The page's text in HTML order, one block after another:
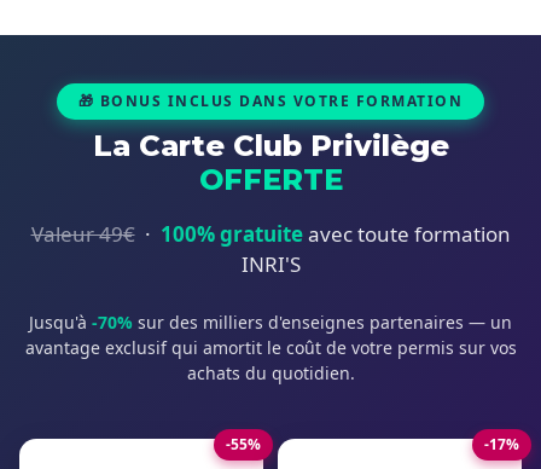
🎁 BONUS INCLUS DANS VOTRE FORMATION
La Carte Club Privilège
OFFERTE
Valeur 49€· 100% gratuiteavec toute formation
INRI'S
Jusqu'à -70% sur des milliers d'enseignes partenaires — un
avantage exclusif qui amortit le coût de votre permis sur vos
achats du quotidien.
-55% -17%